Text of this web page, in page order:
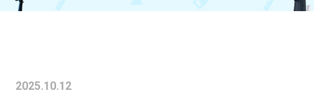
2025.10.12